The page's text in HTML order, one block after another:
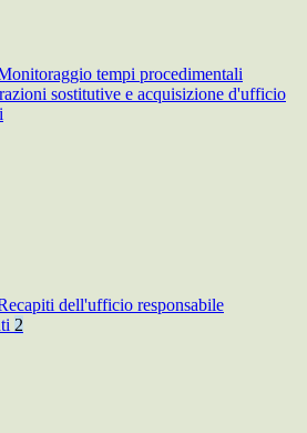
tempi procedimentali
sostitutive e acquisizione d'ufficio
dell'ufficio responsabile
2